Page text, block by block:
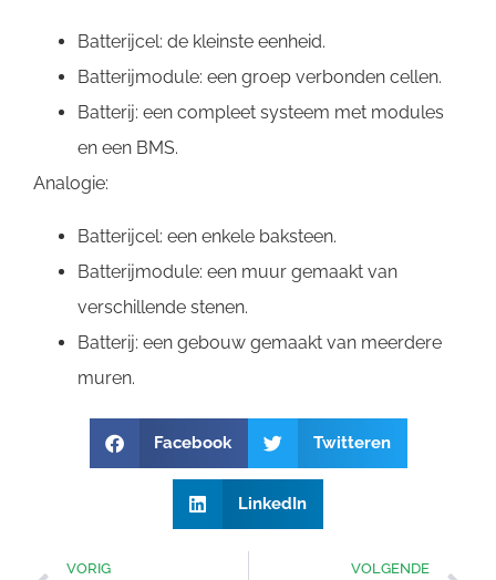
Batterijcel: de kleinste eenheid.
Batterijmodule: een groep verbonden cellen.
Batterij: een compleet systeem met modules
en een BMS.
Analogie:
Batterijcel: een enkele baksteen.
Batterijmodule: een muur gemaakt van
verschillende stenen.
Batterij: een gebouw gemaakt van meerdere
muren.
Facebook Twitteren
LinkedIn
VORIG VOLGENDE